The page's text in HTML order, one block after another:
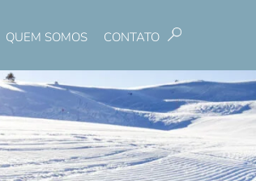
QUEM SOMOS CONTATO Pesquisar